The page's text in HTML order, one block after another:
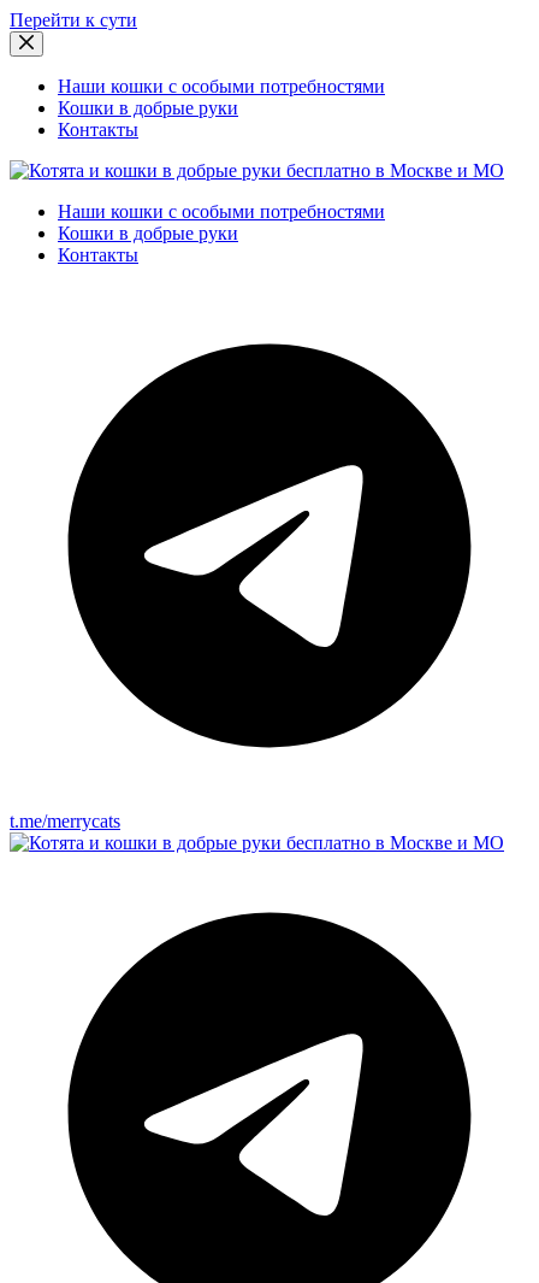
Перейти к сути
Наши кошки с особыми потребностями
Кошки в добрые руки
Контакты
Наши кошки с особыми потребностями
Кошки в добрые руки
Контакты
t.me/merrycats